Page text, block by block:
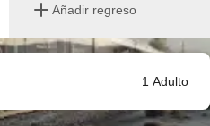
Añadir regreso
1 Adulto